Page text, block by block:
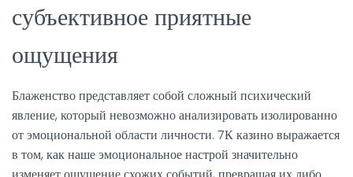
субъективное приятные
ощущения
Блаженство представляет собой сложный психический
явление, который невозможно анализировать изолированно
от эмоциональной области личности. 7К казино выражается
в том, как наше эмоциональное настрой значительно